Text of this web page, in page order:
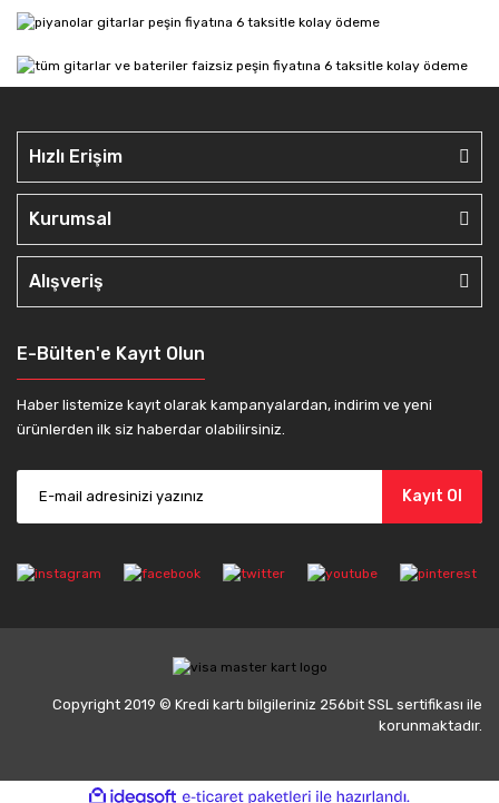
Hızlı Erişim
Kurumsal
Alışveriş
E-Bülten'e Kayıt Olun
Haber listemize kayıt olarak kampanyalardan, indirim ve yeni
ürünlerden ilk siz haberdar olabilirsiniz.
Kayıt Ol
Copyright 2019 © Kredi kartı bilgileriniz 256bit SSL sertifikası ile
korunmaktadır.
ideasoft e-